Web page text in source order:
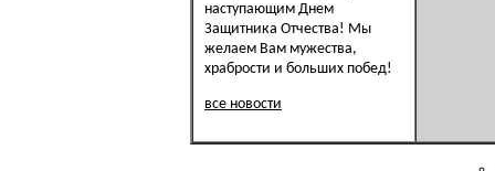
наступающим Днем
Защитника Отчества! Мы
желаем Вам мужества,
храбрости и больших побед!
все новости